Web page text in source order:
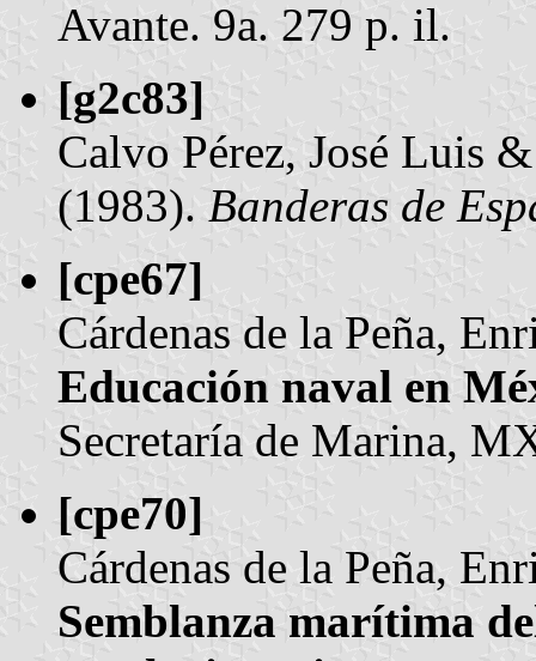
Avante. 9a. 279 p. il.
[g2c83]
Calvo Pérez, José Luis
(1983). Banderas de
[cpe67]
Cárdenas de la Peña,
Educación naval en
Secretaría de Marina,
[cpe70]
Cárdenas de la Peña,
Semblanza marítima